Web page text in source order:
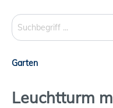
Garten
Leuchtturm